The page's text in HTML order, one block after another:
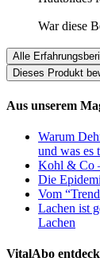
War diese
Alle
Dieses Produkt
Aus unserem
Warum
und was es
Kohl & Co
Die
Vom
Lachen ist
Lachen
VitalAbo